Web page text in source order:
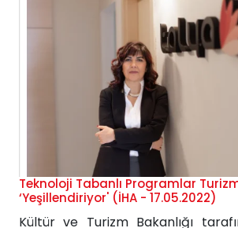
Teknoloji Tabanlı Programlar
‘Yeşillendiriyor' (İHA - 17.05.2022)
Kültür ve Turizm Bakanlığı